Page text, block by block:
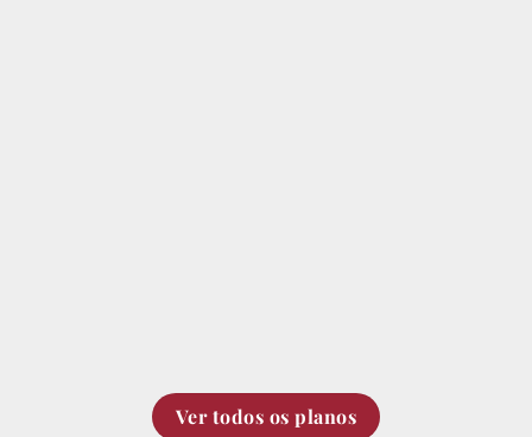
Ver todos os planos